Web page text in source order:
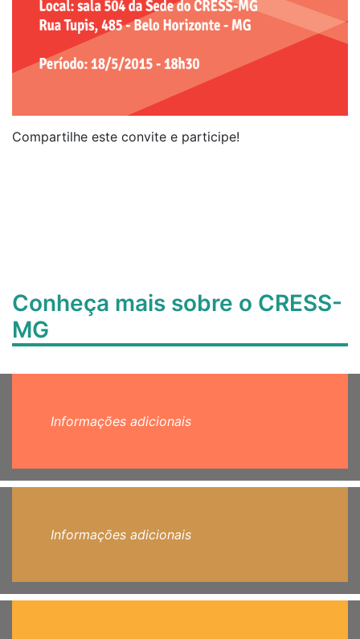
Compartilhe este convite e participe!
Conheça mais sobre o CRESS-
MG
Informações adicionais
Informações adicionais